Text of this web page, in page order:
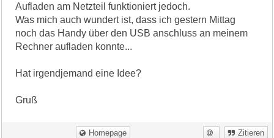
Aufladen am Netzteil funktioniert jedoch.
Was mich auch wundert ist, dass ich gestern Mittag
noch das Handy über den USB anschluss an meinem
Rechner aufladen konnte...
Hat irgendjemand eine Idee?
Gruß
Homepage Zitieren